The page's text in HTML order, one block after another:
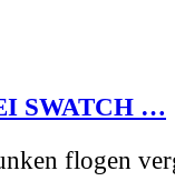
SWATCH …
flogen